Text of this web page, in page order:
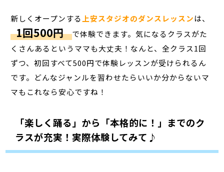
新しくオープンする 上安スタジオのダンスレッスンは、
1回500円 で体験できます。気になるクラスがた
くさんあるというママも大丈夫！なんと、全クラス1回
ずつ、初回すべて500円で体験レッスンが受けられるん
です。どんなジャンルを習わせたらいいか分からないマ
マもこれなら安心ですね！
「楽しく踊る」から「本格的に！」までのク
ラスが充実！実際体験してみて♪